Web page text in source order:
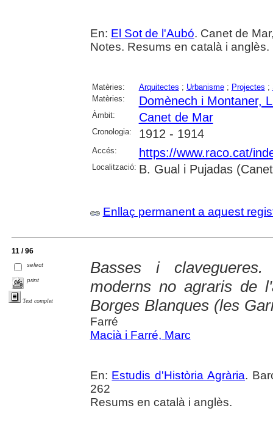
En: El Sot de l'Aubó. Canet de
Notes. Resums en català i anglès.
Matèries: Arquitectes ; Urbanisme; Projectes ;
Matèries:
Domènech i Montaner,
Àmbit: Canet de Mar
Cronologia: 1912 - 1914
Accés: https://www.raco.cat/
Localització: B. Gual i Pujadas
Enllaç permanent a aquest
11 / 96
select
print
Text complet
Basses i
moderns no agraris de
Borges Blanques (les
Farré
Macià i Farré, Marc
En: Estudis d'Història Agrària.
262
Resums en català i anglès.